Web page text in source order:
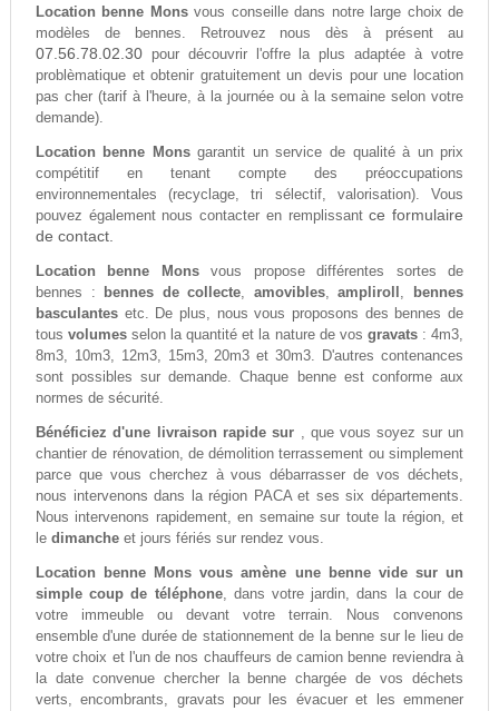
Location benne Monsvous conseille dans notre large choix de
modèles de bennes. Retrouvez nous dès à présent au
07.56.78.02.30pour découvrir l'offre la plus adaptée à votre
problèmatique et obtenir gratuitement un devis pour une location
pas cher (tarif à l'heure, à la journée ou à la semaine selon votre
demande).
Location benne Monsgarantit un service de qualité à un prix
compétitif en tenant compte des préoccupations
environnementales (recyclage, tri sélectif, valorisation). Vous
pouvez également nous contacter en remplissantce formulaire
de contact.
Location benne Monsvous propose différentes sortes de
bennes :
bennes de collecte, amovibles,ampliroll ,
bennes
basculantesetc. De plus, nous vous proposons des bennes de
tousvolumes selon la quantité et la nature de vos gravats: 4m3,
8m3, 10m3, 12m3, 15m3, 20m3 et 30m3. D'autres contenances
sont possibles sur demande. Chaque benne est conforme aux
normes de sécurité.
Bénéficiez d'une livraison rapide sur , que vous soyez sur un
chantier de rénovation, de démolition terrassement ou simplement
parce que vous cherchez à vous débarrasser de vos déchets,
nous intervenons dans la région PACA et ses six départements.
Nous intervenons rapidement, en semaine sur toute la région, et
le dimancheet jours fériés sur rendez vous.
Location benne Mons vous amène une benne vide sur un
simple coup de téléphone, dans votre jardin, dans la cour de
votre immeuble ou devant votre terrain. Nous convenons
ensemble d'une durée de stationnement de la benne sur le lieu de
votre choix et l'un de nos chauffeurs de camion benne reviendra à
la date convenue chercher la benne chargée de vos déchets
verts, encombrants, gravats pour les évacuer et les emmener